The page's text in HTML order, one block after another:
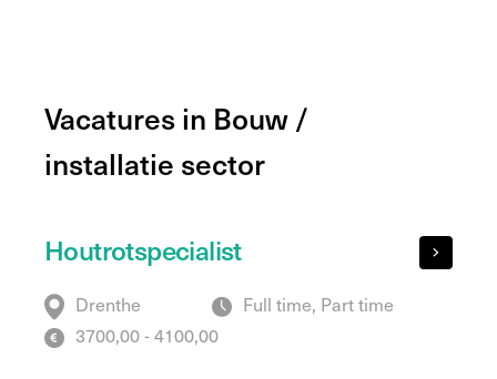
Vacatures in Bouw /
installatie sector
Houtrotspecialist
Drenthe
Full time, Part time
3700,00 - 4100,00